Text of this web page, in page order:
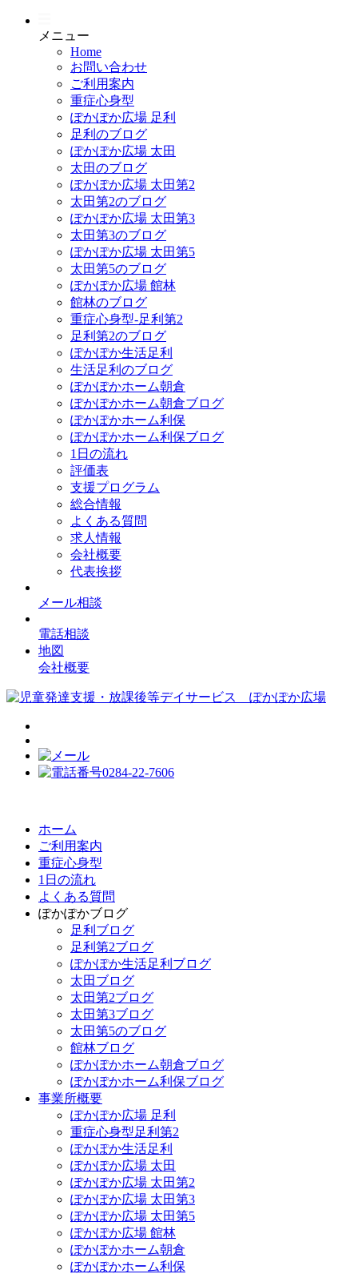
メニュー
Home
お問い合わせ
ご利用案内
重症心身型
ぽかぽか広場 足利
足利のブログ
ぽかぽか広場 太田
太田のブログ
ぽかぽか広場 太田第2
太田第2のブログ
ぽかぽか広場 太田第3
太田第3のブログ
ぽかぽか広場 太田第5
太田第5のブログ
ぽかぽか広場 館林
館林のブログ
重症心身型-足利第2
足利第2のブログ
ぽかぽか生活足利
生活足利のブログ
ぽかぽかホーム朝倉
ぽかぽかホーム朝倉ブログ
ぽかぽかホーム利保
ぽかぽかホーム利保ブログ
1日の流れ
評価表
支援プログラム
総合情報
よくある質問
求人情報
会社概要
代表挨拶
メール相談
電話相談
地図
会社概要
ホーム
ご利用案内
重症心身型
1日の流れ
よくある質問
ぽかぽかブログ
足利ブログ
足利第2ブログ
ぽかぽか生活足利ブログ
太田ブログ
太田第2ブログ
太田第3ブログ
太田第5のブログ
館林ブログ
ぽかぽかホーム朝倉ブログ
ぽかぽかホーム利保ブログ
事業所概要
ぽかぽか広場 足利
重症心身型足利第2
ぽかぽか生活足利
ぽかぽか広場 太田
ぽかぽか広場 太田第2
ぽかぽか広場 太田第3
ぽかぽか広場 太田第5
ぽかぽか広場 館林
ぽかぽかホーム朝倉
ぽかぽかホーム利保